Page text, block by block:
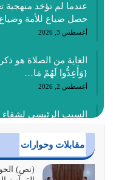
عندما لم تؤخذ منهجية
حصل ضياع للأمة وضياع
أغسطس 3, 2026
الغاية من الصلاة هو
{وَأَعِدُّوا لَهُمْ مَا…
أغسطس 2, 2026
السبب الرئيسي لشقاء
أغسطس 1, 2026
أبرز أسباب الشقاء هو
مقابلات وحوارات
(نص)